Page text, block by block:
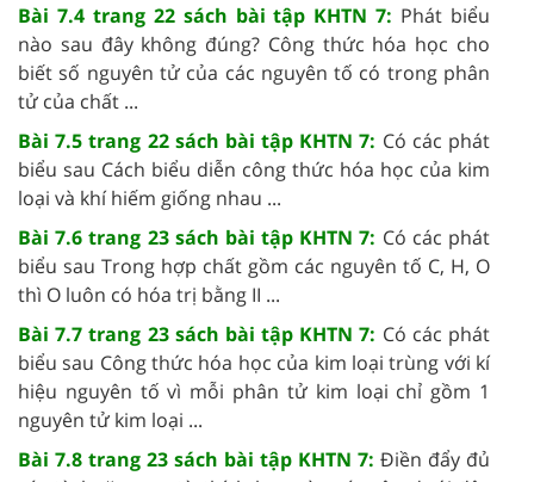
Bài 7.4 trang 22 sách bài tập KHTN 7: Phát biểu
nào sau đây không đúng? Công thức hóa học cho
biết số nguyên tử của các nguyên tố có trong phân
tử của chất ...
Bài 7.5 trang 22 sách bài tập KHTN 7: Có các phát
biểu sau Cách biểu diễn công thức hóa học của kim
loại và khí hiếm giống nhau ...
Bài 7.6 trang 23 sách bài tập KHTN 7: Có các phát
biểu sau Trong hợp chất gồm các nguyên tố C, H, O
thì O luôn có hóa trị bằng II ...
Bài 7.7 trang 23 sách bài tập KHTN 7: Có các phát
biểu sau Công thức hóa học của kim loại trùng với kí
hiệu nguyên tố vì mỗi phân tử kim loại chỉ gồm 1
nguyên tử kim loại ...
Bài 7.8 trang 23 sách bài tập KHTN 7: Điền đẩy đủ